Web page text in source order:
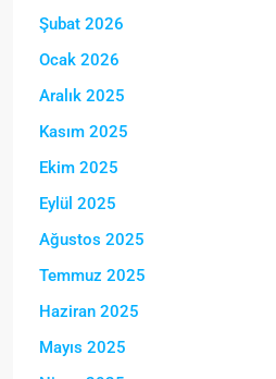
Şubat 2026
Ocak 2026
Aralık 2025
Kasım 2025
Ekim 2025
Eylül 2025
Ağustos 2025
Temmuz 2025
Haziran 2025
Mayıs 2025